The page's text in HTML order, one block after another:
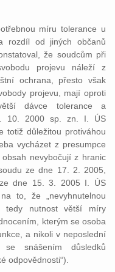
míru tolerance u
rozdíl od jiných občanů
že soudcům při
projevu náleží z
ochrana, přesto však
projevu, mají oproti
dávce tolerance a
10. 2000 sp. zn. I. ÚS
totiž důležitou protiváhou
vycházet z presumpce
nevybočují z hranic
ze dne 17. 2. 2005,
dne 15. 3. 2005 I. ÚS
to, že „nevyhnutelnou
tedy nutnost větší míry
kterým se osoba
a nikoli v neposlední
snášením důsledků
odpovědnosti“).